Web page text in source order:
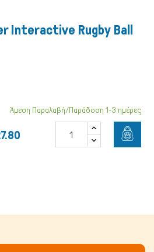
Interactive Rugby Ball
Άμεση Παραλαβή/Παράδοση 1-3 ημέρες